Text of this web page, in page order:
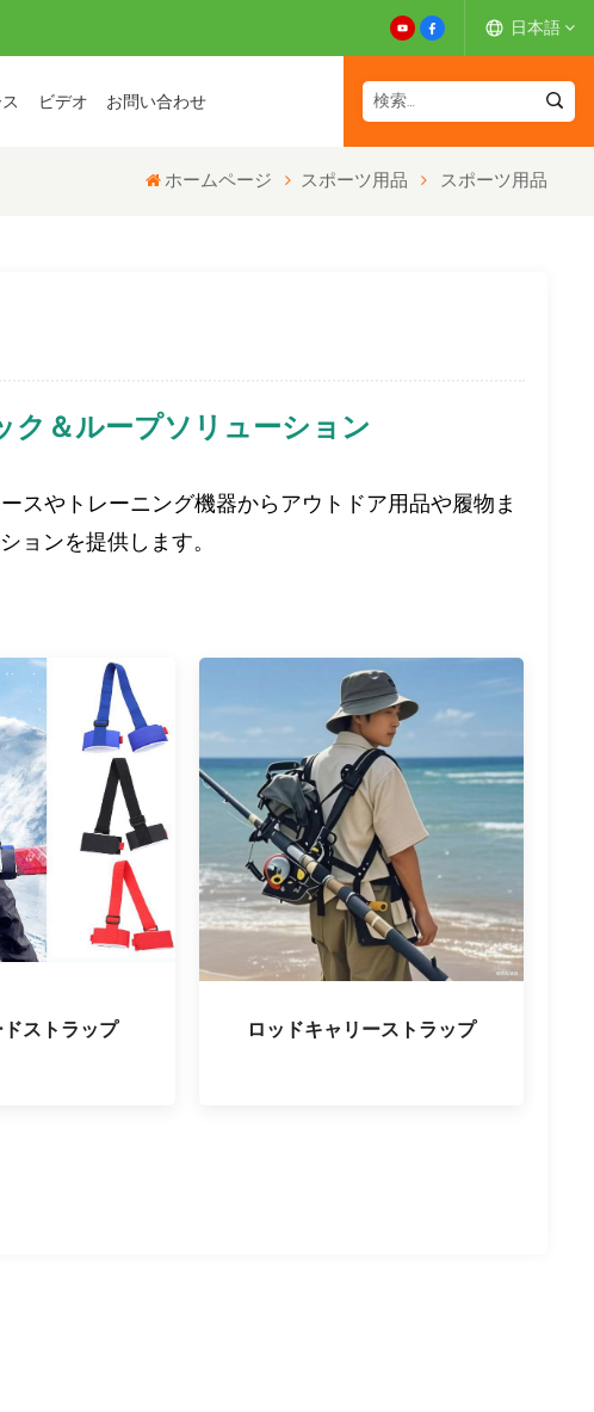
日本語
English
ビデオ お問い合わせ
ホームページ スポーツ用品 スポーツ用品
ク＆ループソリューション
スやトレーニング機器からアウトドア用品や履物ま
ョンを提供します。
ストラップ ロッドキャリーストラップ